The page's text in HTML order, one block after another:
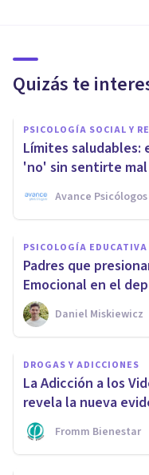
Quizás te
PSICOLOGÍA SOCIAL Y
Límites saludables:
'no' sin sentirte mal
Avance Psicólogos
PSICOLOGÍA EDUCATIVA
Padres que
Emocional en el
Daniel Miskiewicz
DROGAS Y ADICCIONES
La Adicción a los
revela la nueva
Fromm Bienestar